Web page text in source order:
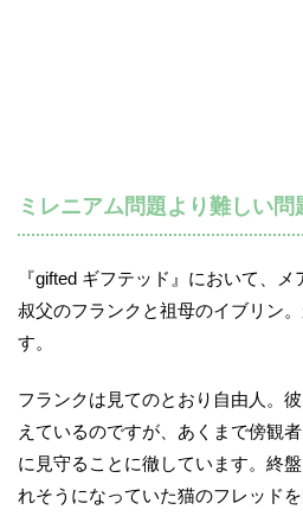
ミレニアム問題より難しい問
『gifted ギフテッド』において、
叔父のフランクと祖母のイブリン
す。
フランクは見てのとおり自由人。
えているのですが、あくまで傍観
に見守ることに徹しています。終
れそうになっていた猫のフレッド